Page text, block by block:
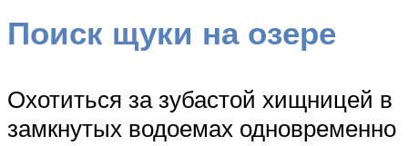
Поиск щуки на озере
Охотиться за зубастой хищницей в
замкнутых водоемах одновременно